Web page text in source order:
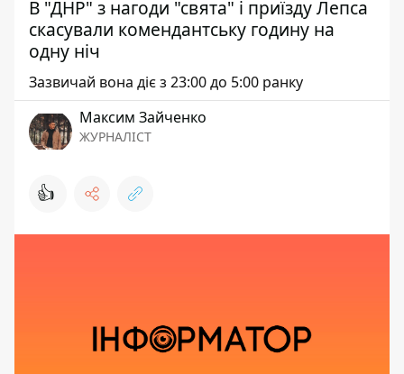
В "ДНР" з нагоди "свята" і приїзду Лепса
скасували комендантську годину на
одну ніч
Зазвичай вона діє з 23:00 до 5:00 ранку
Максим Зайченко
ЖУРНАЛІСТ
👍